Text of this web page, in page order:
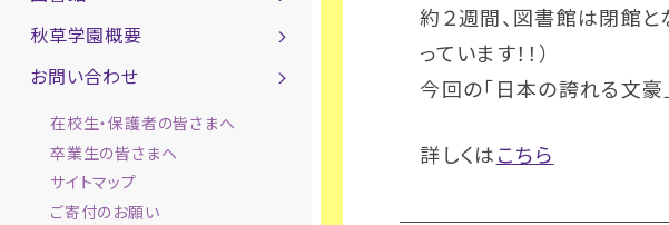
秋草学園概要
お問い合わせ
在校生・保護者の皆さまへ
卒業生の皆さまへ
サイトマップ
ご寄付のお願い
約２週間、図書館は閉館と
っています！！）
今回の「日本の誇れる文豪
詳しくはこちら